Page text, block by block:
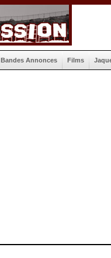
Bandes Annonces Films